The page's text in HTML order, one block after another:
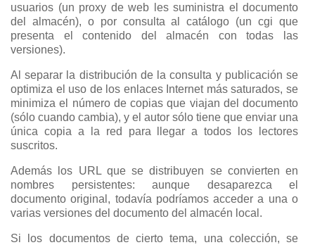
usuarios (un proxy de web les suministra el documento
del almacén), o por consulta al catálogo (un cgi que
presenta el contenido del almacén con todas las
versiones).
Al separar la distribución de la consulta y publicación se
optimiza el uso de los enlaces Internet más saturados, se
minimiza el número de copias que viajan del documento
(sólo cuando cambia), y el autor sólo tiene que enviar una
única copia a la red para llegar a todos los lectores
suscritos.
Además los URL que se distribuyen se convierten en
nombres persistentes: aunque desaparezca el
documento original, todavía podríamos acceder a una o
varias versiones del documento del almacén local.
Si los documentos de cierto tema, una colección, se